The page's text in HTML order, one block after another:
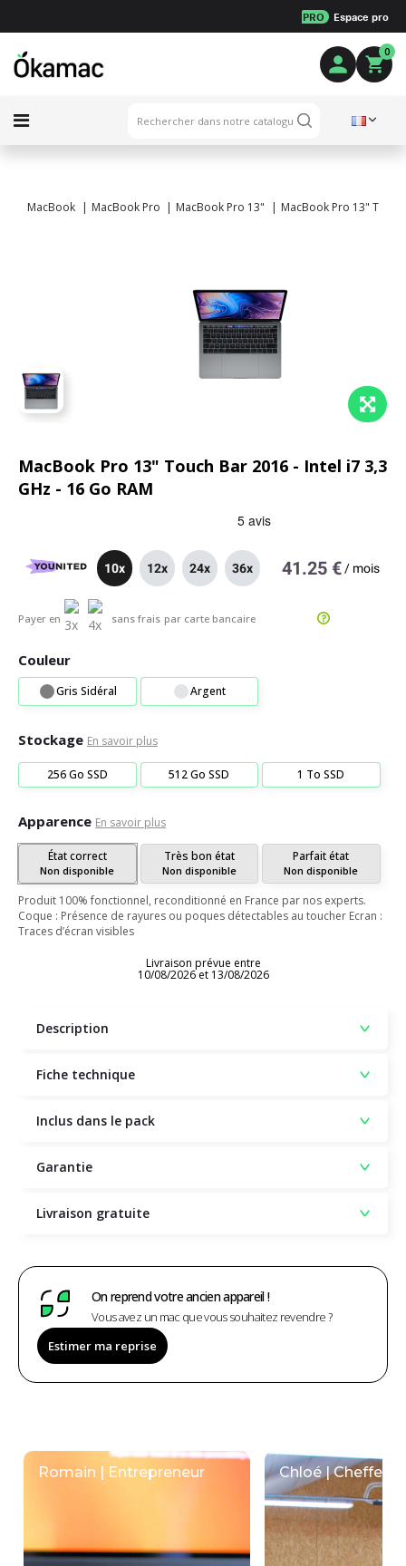
PRO Espace pro
0
MacBook MacBook Pro MacBook Pro 13" MacBook Pro 13"
MacBook Pro 13" Touch Bar 2016 - Intel i7 3,3
GHz - 16 Go RAM
10x 12x 24x 36x 41.25 € / mois
Payer en sans frais par carte bancaire
Couleur
Gris Sidéral Argent
Stockage En savoir plus
256 Go SSD 512 Go SSD 1 To SSD
Apparence En savoir plus
État correct
Non disponible
Très bon état
Non disponible
Parfait état
Non disponible
Produit 100% fonctionnel, reconditionné en France par nos experts.
Coque : Présence de rayures ou poques détectables au toucher Ecran :
Traces d’écran visibles
Livraison prévue entre
10/08/2026 et 13/08/2026
Description
Fiche technique
Inclus dans le pack
Garantie
Livraison gratuite
On reprend votre ancien appareil !
Vous avez un mac que vous souhaitez revendre ?
Estimer ma reprise